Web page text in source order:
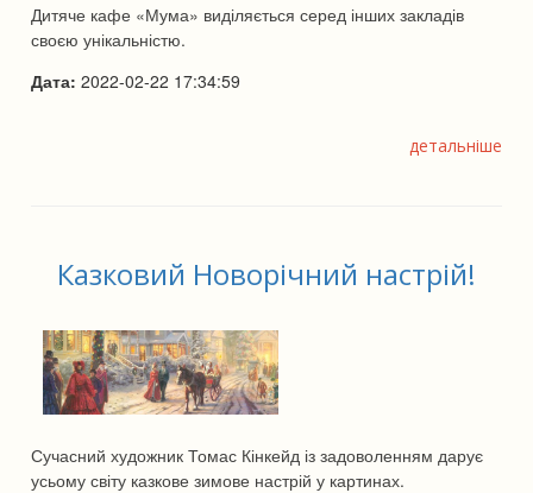
Дитяче кафе «Мума» виділяється серед інших закладів
своєю унікальністю.
Дата: 2022-02-22 17:34:59
детальніше
Казковий Новорічний настрій!
Сучасний художник Томас Кінкейд із задоволенням дарує
усьому світу казкове зимове настрій у картинах.